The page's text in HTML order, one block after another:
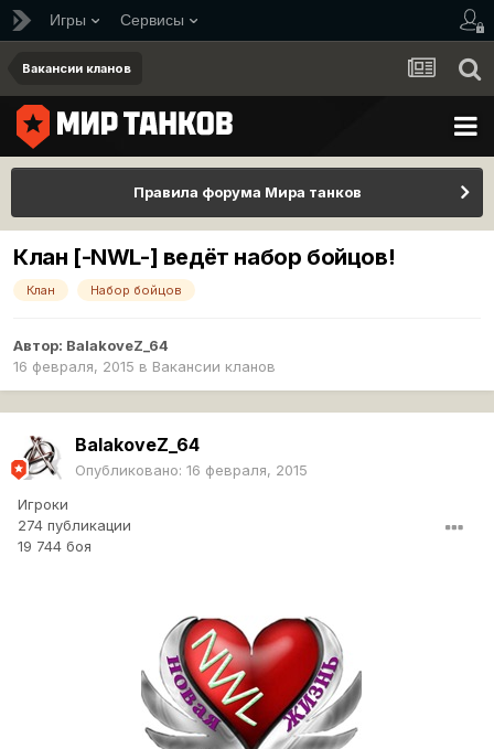
Игры Сервисы
Вакансии кланов
Правила форума Мира танков
Клан [-NWL-] ведёт набор бойцов!
Клан Набор бойцов
Автор: BalakoveZ_64
16 февраля, 2015 в Вакансии кланов
BalakoveZ_64
Опубликовано: 16 февраля, 2015
Игроки
274 публикации
19 744 боя